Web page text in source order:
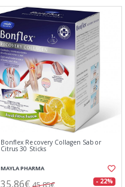
Bonflex Recovery Collagen Sabor
Citrus 30 Sticks
MAYLA PHARMA
35,86€ 45,85€ - 22%